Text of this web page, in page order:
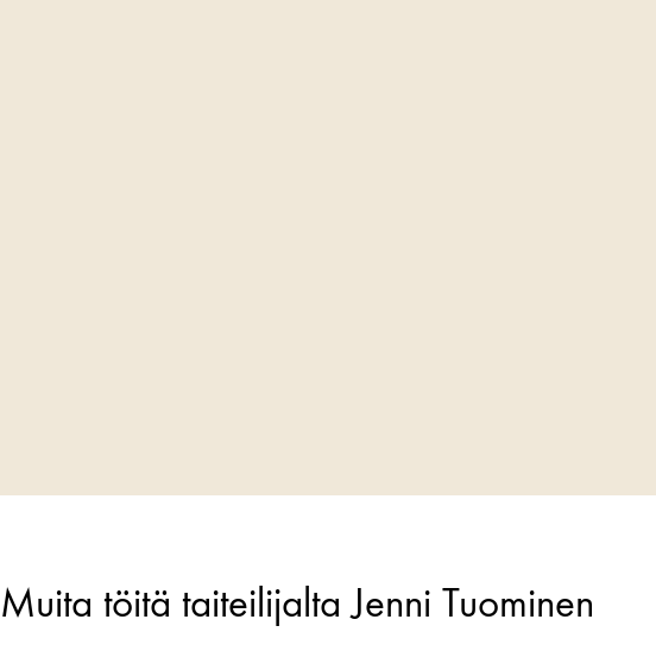
Muita töitä taiteilijalta Jenni Tuominen